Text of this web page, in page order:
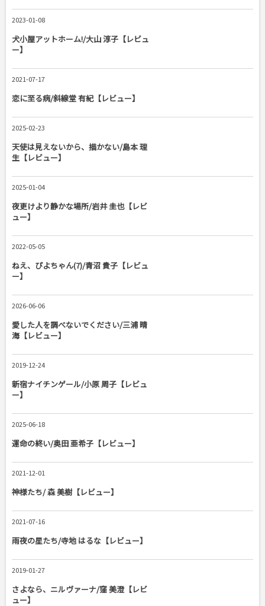
2023-01-08
犬小屋アットホーム!/大山 淳子【レビュ
ー】
2021-07-17
恋に至る病/斜線堂 有紀【レビュー】
2025-02-23
天使は見えないから、描かない/島本 理
生【レビュー】
2025-01-04
夜更けより静かな場所/岩井 圭也【レビ
ュー】
2022-05-05
ねえ、ぴよちゃん(7)/青沼 貴子【レビュ
ー】
2026-06-06
愛した人を調べないでください/三浦 晴
海【レビュー】
2019-12-24
新宿ナイチンゲール/小原 周子【レビュ
ー】
2025-06-18
運命の終い/奥田 亜希子【レビュー】
2021-12-01
神様たち/ 森 美樹【レビュー】
2021-07-16
雨夜の星たち/寺地 はるな【レビュー】
2019-01-27
さよなら、ニルヴァーナ/窪 美澄【レビ
ュー】